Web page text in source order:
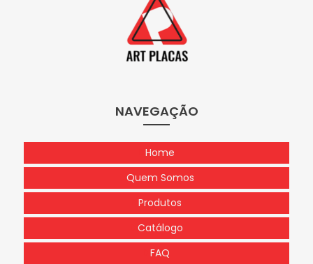
NAVEGAÇÃO
Home
Quem Somos
Produtos
Catálogo
FAQ